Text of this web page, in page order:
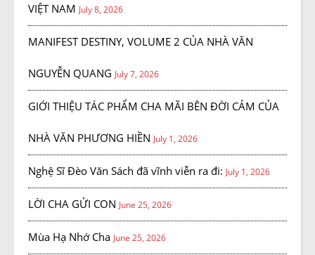
VIỆT NAM July 8, 2026
MANIFEST DESTINY, VOLUME 2 CỦA NHÀ VĂN
NGUYỄN QUANG July 7, 2026
GIỚI THIỆU TÁC PHẨM CHA MÃI BÊN ĐỜI CẢM CỦA
NHÀ VĂN PHƯƠNG HIỀN July 1, 2026
Nghệ Sĩ Đèo Văn Sách đã vĩnh viễn ra đi: July 1, 2026
LỜI CHA GỬI CON June 25, 2026
Mùa Hạ Nhớ Cha June 25, 2026